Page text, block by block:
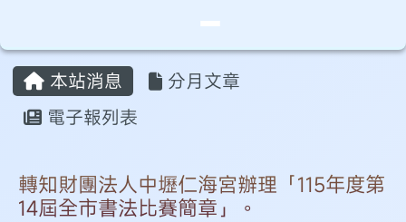
桃園市永安實驗中學
⏸
主內容區域
本站消息
分月文章
電子報列表
轉知財團法人中壢仁海宮辦理「115年度第
14屆全市書法比賽簡章」。
頁尾區域